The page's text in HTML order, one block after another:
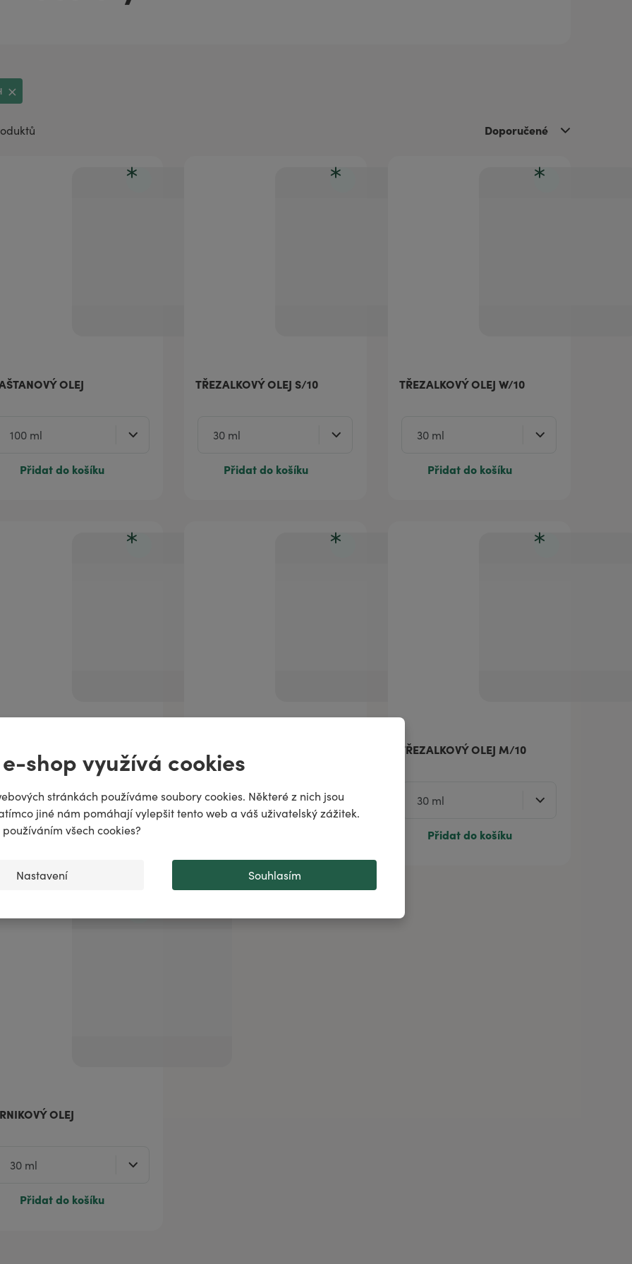
shop využívá cookies
stránkách používáme soubory cookies. Některé z nich jsou
jiné nám pomáhají vylepšit tento web a váš uživatelský zážitek.
používáním všech cookies?
Nastavení Souhlasím
Doporučené
OLEJ
Přidat do košíku
TŘEZALKOVÝ OLEJ S/10
Přidat do košíku
TŘEZALKOVÝ OLEJ W/10
Přidat do košíku
Přidat do košíku
TŘEZALKOVÝ OLEJ M/10
Přidat do košíku
OLEJ
Přidat do košíku
♌️✨